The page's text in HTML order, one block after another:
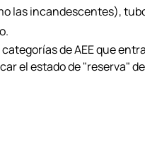
las incandescentes),
de AEE que
el estado de "reserva"